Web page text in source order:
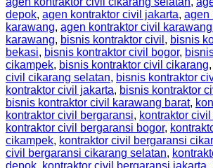
depok, agen kontraktor civil jakarta, agen
karawang, agen kontraktor civil
karawang, bisnis kontraktor civil , bisnis
bekasi, bisnis kontraktor civil bogor,
cikampek, bisnis kontraktor civil cikarang,
civil cikarang selatan, bisnis kontraktor
kontraktor civil jakarta, bisnis kontraktor
bisnis kontraktor civil karawang barat,
kontraktor civil bergaransi, kontraktor
kontraktor civil bergaransi bogor,
cikampek, kontraktor civil bergaransi
civil bergaransi cikarang selatan,
depok, kontraktor civil bergaransi jakarta,